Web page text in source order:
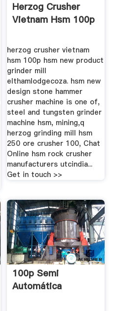
Herzog Crusher
Vietnam Hsm 100p
herzog crusher vietnam
hsm 100p hsm new product
grinder mill
elthamlodgecoza. hsm new
design stone hammer
crusher machine is one of,
steel and tungsten grinder
machine hsm, mining,q
herzog grinding mill hsm
250 ore crusher 100, Chat
Online hsm rock crusher
manufacturers utcindia...
Get in touch >>
100p Semi
Automática